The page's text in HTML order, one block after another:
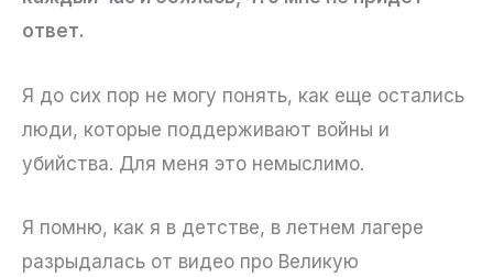
ответ.
Я до сих пор не могу понять, как еще остались
люди, которые поддерживают войны и
убийства. Для меня это немыслимо.
Я помню, как я в детстве, в летнем лагере
разрыдалась от видео про Великую